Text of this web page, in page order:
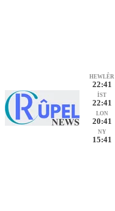
HEWLÊR
22:41
İST
22:41
LON
20:41
NY
15:41